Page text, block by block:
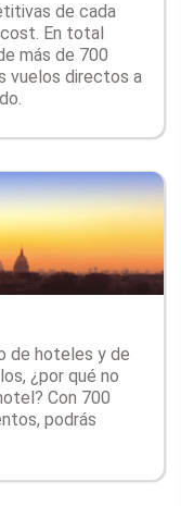
de cada
En total
más de 700
vuelos directos a
de hoteles y de
¿por qué no
Con 700
podrás